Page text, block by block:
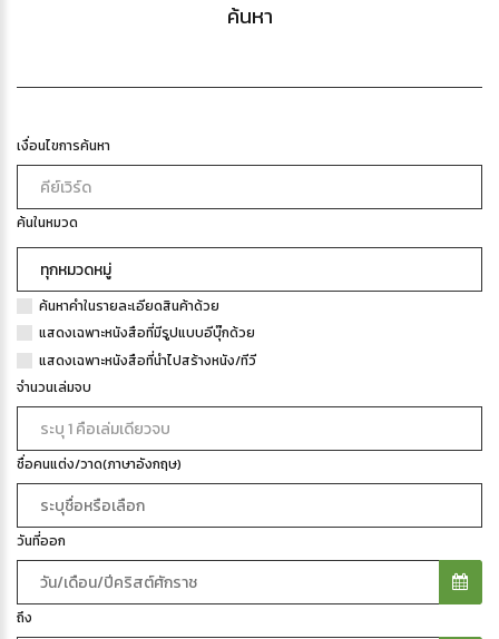
ค้นหา
เงื่อนไขการค้นหา
ค้นในหมวด
ค้นหาคำในรายละเอียดสินค้าด้วย
แสดงเฉพาะหนังสือที่มีรูปแบบอีบุ๊กด้วย
แสดงเฉพาะหนังสือที่นำไปสร้างหนัง/ทีวี
จำนวนเล่มจบ
ชื่อคนแต่ง/วาด(ภาษาอังกฤษ)
วันที่ออก
ถึง